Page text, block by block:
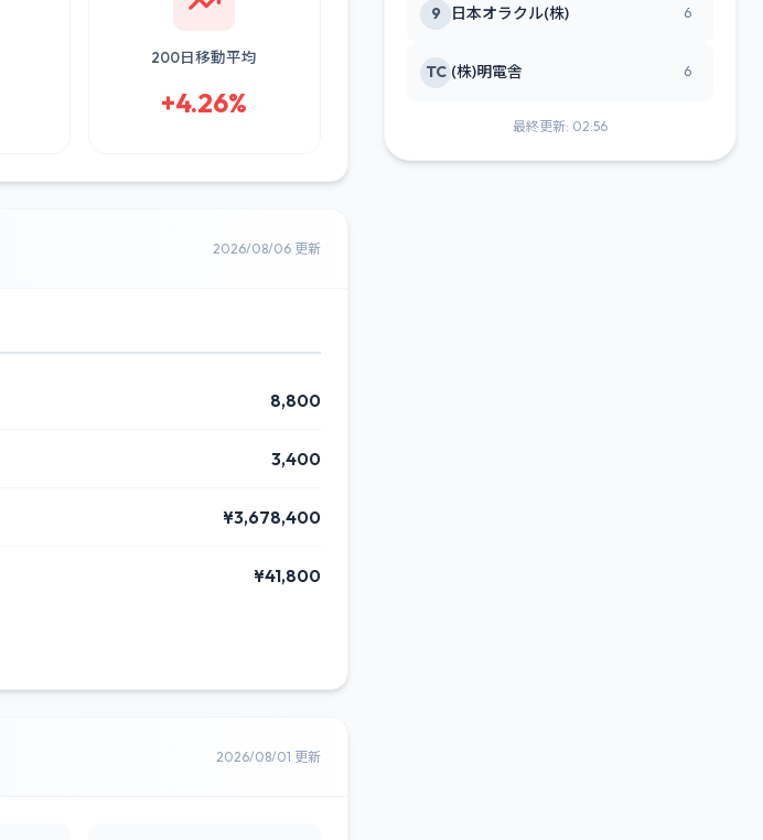
200日移動平均
+4.26%
2026/08/06 更新
8,800
3,400
¥3,678,400
¥41,800
2026/08/01 更新
9 日本オラクル(株) 6
TC (株)明電舎 6
最終更新: 02:56